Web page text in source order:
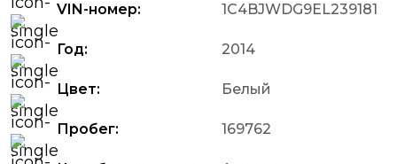
VIN-номер: 1C4BJWDG9EL239181
Год: 2014
Цвет: Белый
Пробег: 169762